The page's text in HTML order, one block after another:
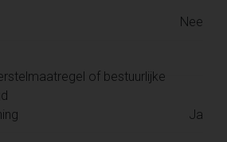
Nee
of bestuurlijke
Ja